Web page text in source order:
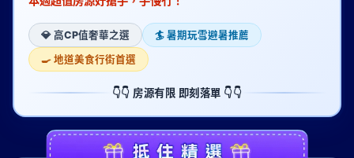
💎 高CP值奢華之選 🏄 暑期玩雪避暑推薦
🍳 地道美食行街首選
👇👇 房源有限 即刻落單 👇👇